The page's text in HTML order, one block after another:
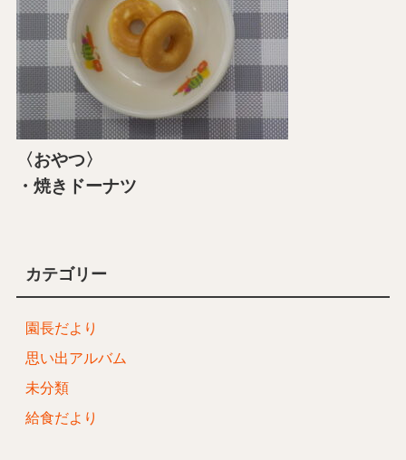
〈おやつ〉
・焼きドーナツ
カテゴリー
園長だより
思い出アルバム
未分類
給食だより